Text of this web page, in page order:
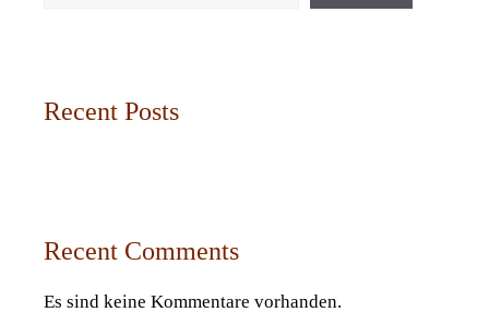
Recent Posts
Recent Comments
Es sind keine Kommentare vorhanden.